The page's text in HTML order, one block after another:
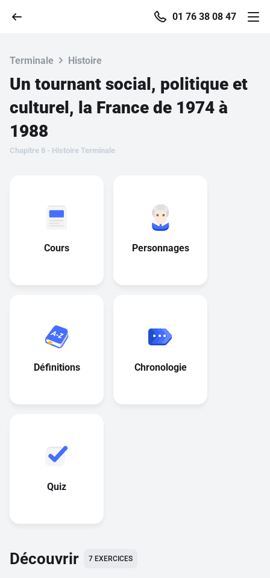
01 76 38 08 47
Parcourir
S'inscrire gratuitement
Terminale Histoire
Un tournant social, politique et
culturel, la France de 1974 à
1988
Chapitre 8 - Histoire Terminale
Cours Personnages
Définitions Chronologie
Quiz
Découvrir 7 EXERCICES